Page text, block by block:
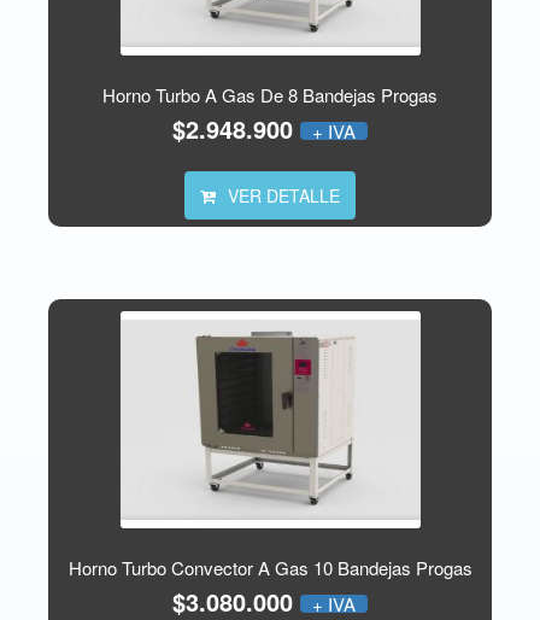
Horno Turbo A Gas De 8 Bandejas Progas
$2.948.900 + IVA
VER DETALLE
Horno Turbo Convector A Gas 10 Bandejas Progas
$3.080.000 + IVA